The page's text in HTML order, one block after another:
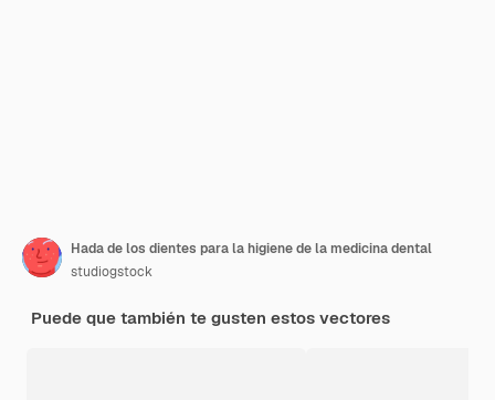
Hada de los dientes para la higiene de la medicina dental
studiogstock
Puede que también te gusten estos vectores